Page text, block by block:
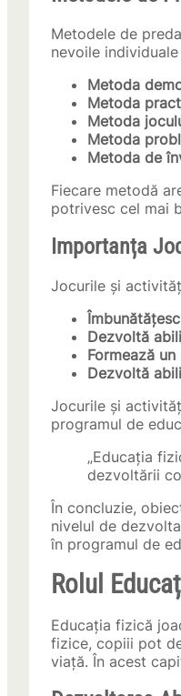
Metodele de
nevoile
Metoda
Metoda
Metoda
Metoda
Metoda de
Fiecare metodă
potrivesc cel mai
Importanța
Jocurile și
Dezvoltă
Formează
Dezvoltă
Jocurile și
programul de
„Educația
dezvoltării
În concluzie,
nivelul de
în programul de
Rolul
Educația fizică
fizice, copiii pot
viață. În acest